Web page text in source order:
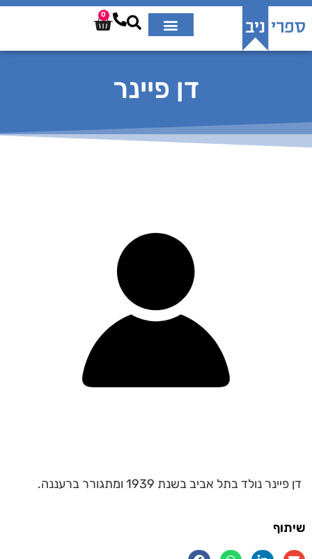
0
דן פיינר
דן פיינר נולד בתל אביב בשנת 1939 ומתגורר ברעננה.
שיתוף